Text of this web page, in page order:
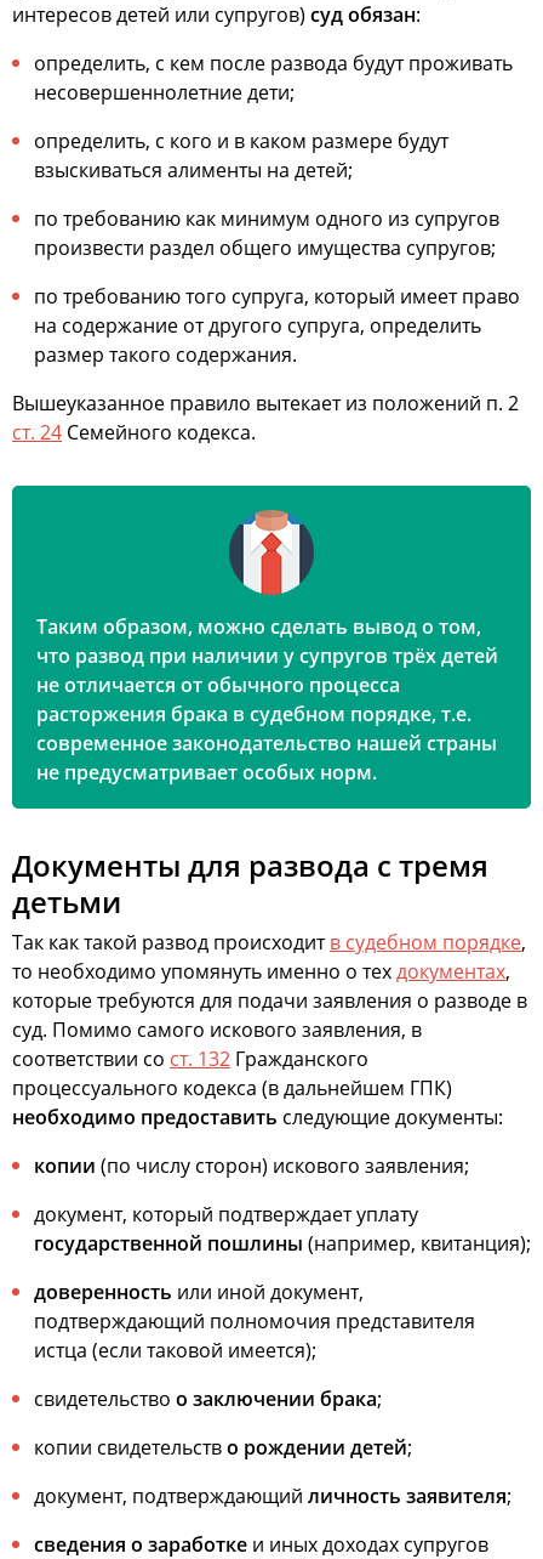
интересов детей или супругов) суд обязан:
определить, с кем после развода будут проживать
несовершеннолетние дети;
определить, с кого и в каком размере будут
взыскиваться алименты на детей;
по требованию как минимум одного из супругов
произвести раздел общего имущества супругов;
по требованию того супруга, который имеет право
на содержание от другого супруга, определить
размер такого содержания.
Вышеуказанное правило вытекает из положений п. 2
ст. 24 Семейного кодекса.
Таким образом, можно сделать вывод о том,
что развод при наличии у супругов трёх детей
не отличается от обычного процесса
расторжения брака в судебном порядке, т.е.
современное законодательство нашей страны
не предусматривает особых норм.
Документы для развода с тремя
детьми
Так как такой развод происходитв судебном порядке,
то необходимо упомянуть именно о техдокументах,
которые требуются для подачи заявления о разводе в
суд. Помимо самого искового заявления, в
соответствии со ст. 132 Гражданского
процессуального кодекса (в дальнейшем ГПК)
необходимо предоставить следующие документы:
копии (по числу сторон) искового заявления;
документ, который подтверждает уплату
государственной пошлины (например, квитанция);
доверенность или иной документ,
подтверждающий полномочия представителя
истца (если таковой имеется);
свидетельство о заключении брака;
копии свидетельство рождении детей;
документ, подтверждающий личность заявителя;
сведения о заработке и иных доходах супругов